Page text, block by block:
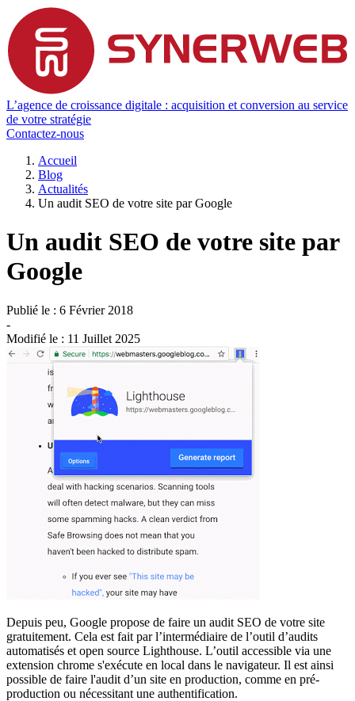
L’agence de croissance digitale : acquisition et conversion au service
de votre stratégie
Contactez-nous
Accueil
Blog
Actualités
Un audit SEO de votre site par Google
Un audit SEO de votre site par
Google
Publié le : 6 Février 2018
-
Modifié le : 11 Juillet 2025
Depuis peu, Google propose de faire un audit SEO de votre site
gratuitement. Cela est fait par l’intermédiaire de l’outil d’audits
automatisés et open source Lighthouse. L’outil accessible via une
extension chrome s'exécute en local dans le navigateur. Il est ainsi
possible de faire l'audit d’un site en production, comme en pré-
production ou nécessitant une authentification.